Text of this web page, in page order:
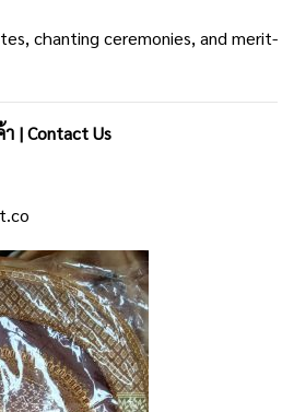
chanting ceremonies, and merit-
| Contact Us